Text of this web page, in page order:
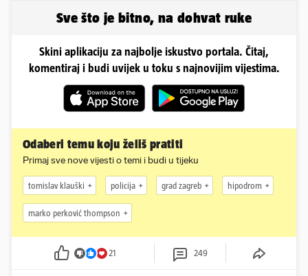
Sve što je bitno, na dohvat ruke
Skini aplikaciju za najbolje iskustvo portala. Čitaj,
komentiraj i budi uvijek u toku s najnovijim vijestima.
Odaberi temu koju želiš pratiti
Primaj sve nove vijesti o temi i budi u tijeku
tomislav klauški policija grad zagreb hipodrom
marko perković thompson
21 249